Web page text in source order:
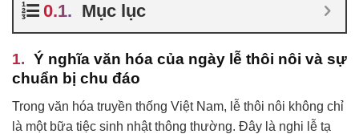
Mục lục
Ý nghĩa văn hóa của ngày lễ thôi nôi và sự
chuẩn bị chu đáo
Trong văn hóa truyền thống Việt Nam, lễ thôi nôi không chỉ
là một bữa tiệc sinh nhật thông thường. Đây là nghi lễ tạ